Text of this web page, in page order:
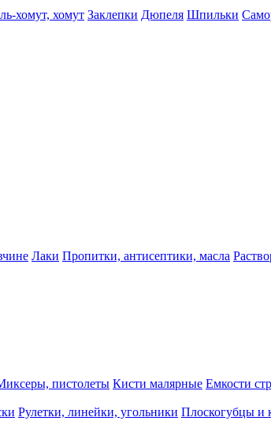
хомут, хомут Заклепки Дюпеля Шпильки
Лаки Пропитки, антисептики, масла
пистолеты Кисти малярные Емкости
Рулетки, линейки, угольники Плоскогубцы и